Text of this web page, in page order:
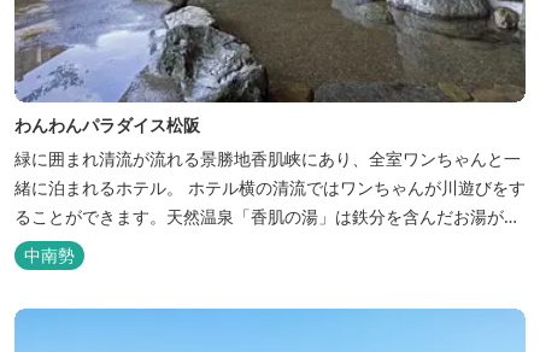
わんわんパラダイス松阪
緑に囲まれ清流が流れる景勝地香肌峡にあり、全室ワンちゃんと一
緒に泊まれるホテル。 ホテル横の清流ではワンちゃんが川遊びをす
ることができます。天然温泉「香肌の湯」は鉄分を含んだお湯が特
徴。 松阪の観光情報は、松阪観光インフォメーションサイト ワク
ワク松阪 へ。
中南勢